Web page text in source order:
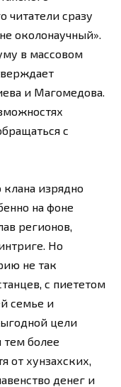
читатели сразу
околонаучный».
в массовом
и Магомедова.
с
изрядно
на фоне
регионов,
Но
не так
с пиететом
семье и
цели
тем более
от хунзахских,
денег и